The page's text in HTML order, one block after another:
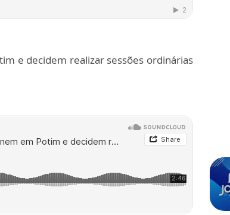
e decidem realizar sessões ordinárias